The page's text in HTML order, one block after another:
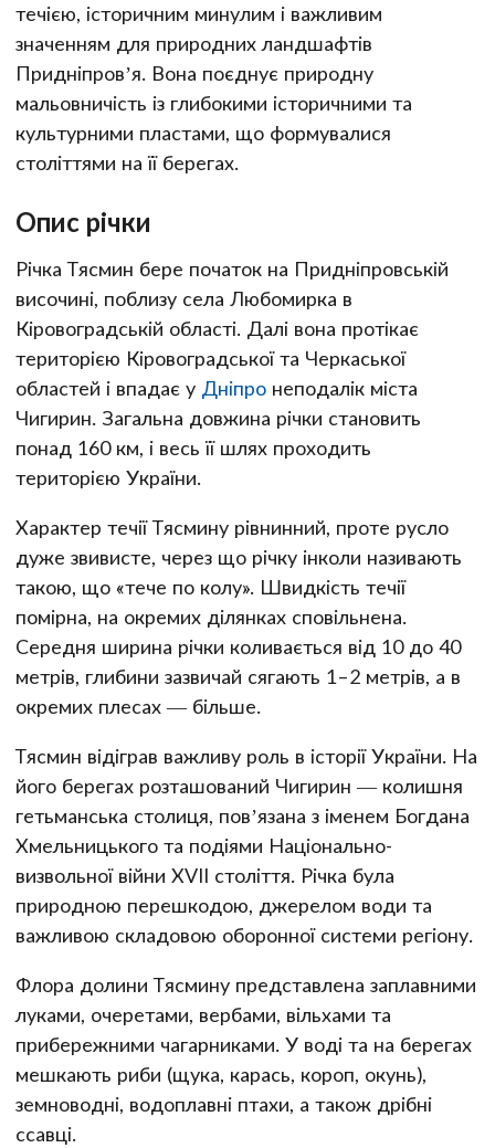
течією, історичним минулим і важливим
значенням для природних ландшафтів
Придніпров’я. Вона поєднує природну
мальовничість із глибокими історичними та
культурними пластами, що формувалися
століттями на її берегах.
Опис річки
Річка Тясмин бере початок на Придніпровській
височині, поблизу села Любомирка в
Кіровоградській області. Далі вона протікає
територією Кіровоградської та Черкаської
областей і впадає у Дніпро неподалік міста
Чигирин. Загальна довжина річки становить
понад 160 км, і весь її шлях проходить
територією України.
Характер течії Тясмину рівнинний, проте русло
дуже звивисте, через що річку інколи називають
такою, що «тече по колу». Швидкість течії
помірна, на окремих ділянках сповільнена.
Середня ширина річки коливається від 10 до 40
метрів, глибини зазвичай сягають 1–2 метрів, а в
окремих плесах — більше.
Тясмин відіграв важливу роль в історії України. На
його берегах розташований Чигирин — колишня
гетьманська столиця, пов’язана з іменем Богдана
Хмельницького та подіями Національно-
визвольної війни XVII століття. Річка була
природною перешкодою, джерелом води та
важливою складовою оборонної системи регіону.
Флора долини Тясмину представлена заплавними
луками, очеретами, вербами, вільхами та
прибережними чагарниками. У воді та на берегах
мешкають риби (щука, карась, короп, окунь),
земноводні, водоплавні птахи, а також дрібні
ссавці.